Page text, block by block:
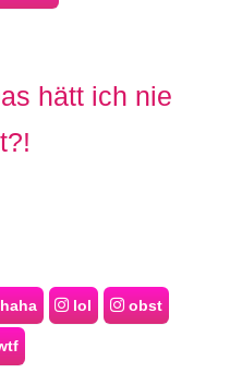
hätt ich nie
lol obst